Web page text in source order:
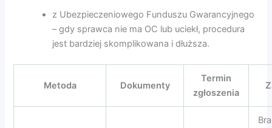
z Ubezpieczeniowego Funduszu Gwarancyjnego
– gdy sprawca nie ma OC lub uciekł, procedura
jest bardziej skomplikowana i dłuższa.
Metoda Dokumenty
Termin
zgłoszenia